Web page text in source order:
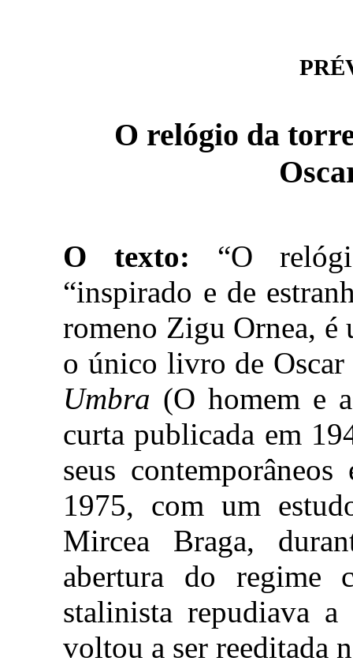
O relógio da
O texto: “O
“inspirado e de
romeno Zigu Ornea, é
o único livro de
Umbra (O homem e
curta publicada em
seus
1975, com um
Mircea Braga,
abertura do regime
stalinista repudiava
voltou a ser reeditada